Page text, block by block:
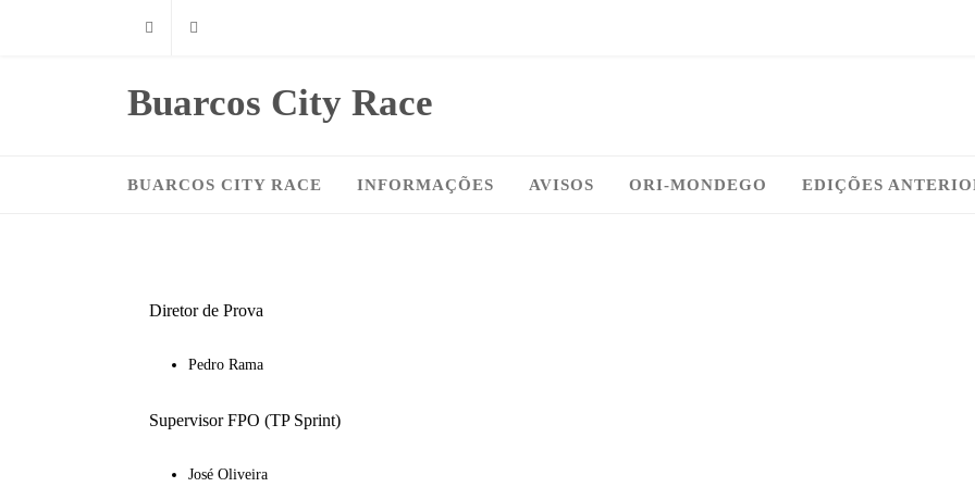
Buarcos City Race
BUARCOS CITY RACE INFORMAÇÕES AVISOS ORI-MONDEGO EDIÇÕES
Diretor de Prova
Pedro Rama
Supervisor FPO (TP Sprint)
José Oliveira